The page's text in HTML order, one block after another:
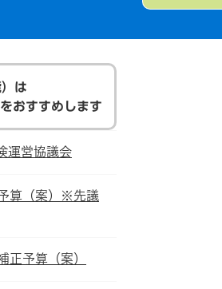
は
おすすめします
運営協議会
算（案）※先議
正予算（案）